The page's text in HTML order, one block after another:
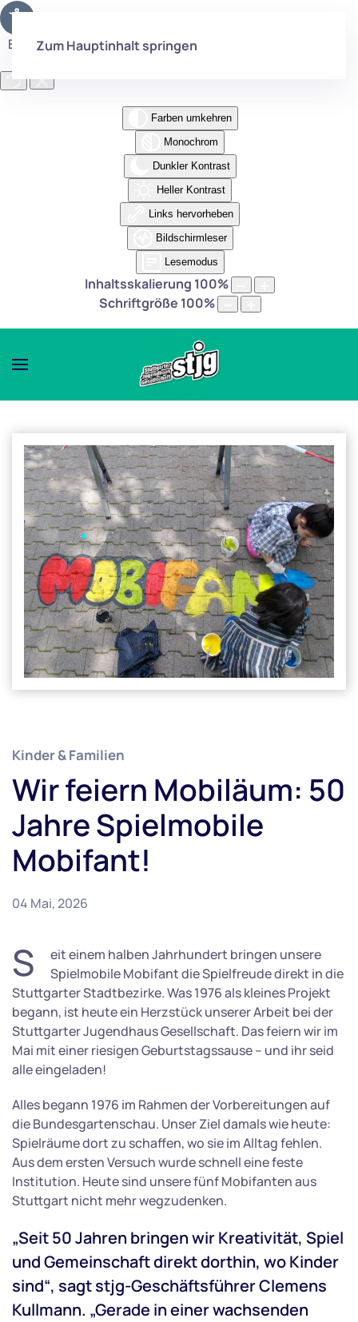
Eingabehilfen öffnen
Farben umkehren
Monochrom
Dunkler Kontrast
Heller Kontrast
Links hervorheben
Bildschirmleser
Lesemodus
Inhaltsskalierung 100%
Schriftgröße 100%
Zum Hauptinhalt springen
Kinder & Familien
Wir feiern Mobiläum: 50
Jahre Spielmobile
Mobifant!
04 Mai, 2026
S
eit einem halben Jahrhundert bringen unsere
Spielmobile Mobifant die Spielfreude direkt in die
Stuttgarter Stadtbezirke. Was 1976 als kleines Projekt
begann, ist heute ein Herzstück unserer Arbeit bei der
Stuttgarter Jugendhaus Gesellschaft. Das feiern wir im
Mai mit einer riesigen Geburtstagssause – und ihr seid
alle eingeladen!
Alles begann 1976 im Rahmen der Vorbereitungen auf
die Bundesgartenschau. Unser Ziel damals wie heute:
Spielräume dort zu schaffen, wo sie im Alltag fehlen.
Aus dem ersten Versuch wurde schnell eine feste
Institution. Heute sind unsere fünf Mobifanten aus
Stuttgart nicht mehr wegzudenken.
„Seit 50 Jahren bringen wir Kreativität, Spiel
und Gemeinschaft direkt dorthin, wo Kinder
sind“, sagt stjg-Geschäftsführer Clemens
Kullmann. „Gerade in einer wachsenden